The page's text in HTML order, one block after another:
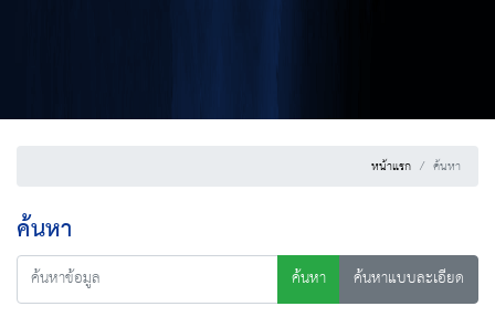
หน้าแรก ค้นหา
ค้นหา
ค้นหา
ค้นหาแบบละเอียด